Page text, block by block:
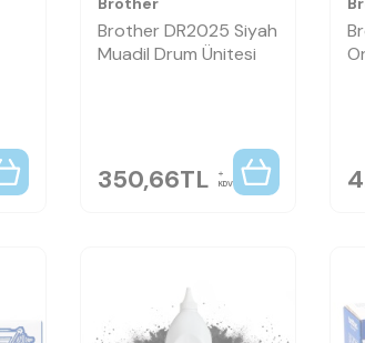
Brother DR2025 Siyah
Muadil Drum Ünitesi
350,66TL KDV